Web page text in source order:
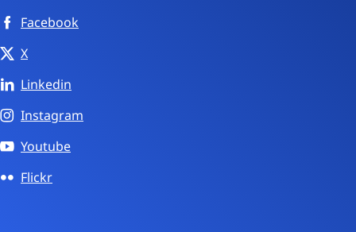
Facebook
X
Linkedin
Instagram
Youtube
Flickr